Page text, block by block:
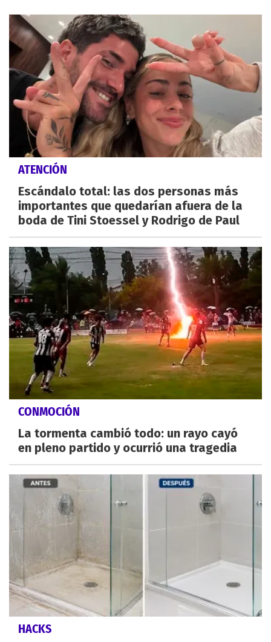
ATENCIÓN
Escándalo total: las dos personas más
importantes que quedarían afuera de la
boda de Tini Stoessel y Rodrigo de Paul
CONMOCIÓN
La tormenta cambió todo: un rayo cayó
en pleno partido y ocurrió una tragedia
HACKS